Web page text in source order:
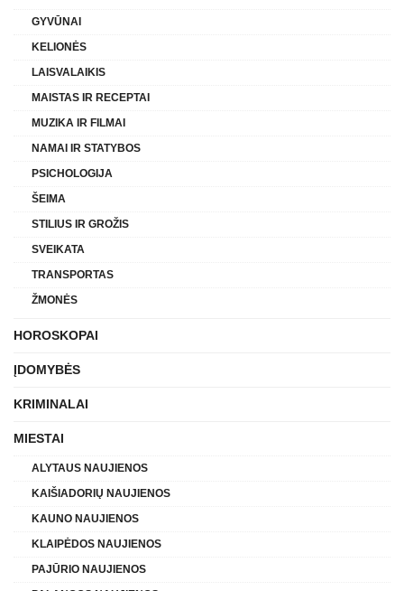
GYVŪNAI
KELIONĖS
LAISVALAIKIS
MAISTAS IR RECEPTAI
MUZIKA IR FILMAI
NAMAI IR STATYBOS
PSICHOLOGIJA
ŠEIMA
STILIUS IR GROŽIS
SVEIKATA
TRANSPORTAS
ŽMONĖS
HOROSKOPAI
ĮDOMYBĖS
KRIMINALAI
MIESTAI
ALYTAUS NAUJIENOS
KAIŠIADORIŲ NAUJIENOS
KAUNO NAUJIENOS
KLAIPĖDOS NAUJIENOS
PAJŪRIO NAUJIENOS